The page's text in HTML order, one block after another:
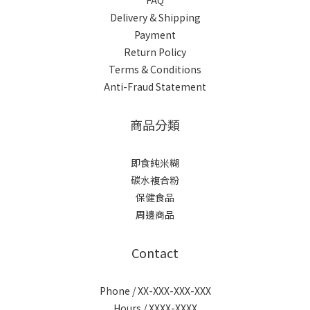
Delivery & Shipping
Payment
Return Policy
Terms & Conditions
Anti-Fraud Statement
商品分類
即食純米糊
碳水複合粉
保健食品
周邊商品
Contact
Phone / XX-XXX-XXX-XXX